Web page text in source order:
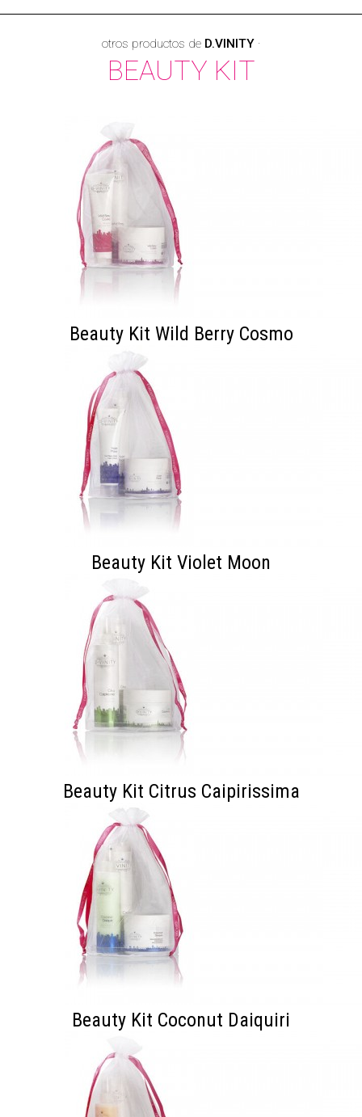
otros productos de D.VINITY·
BEAUTY KIT
Beauty Kit Wild Berry Cosmo
Beauty Kit Violet Moon
Beauty Kit Citrus Caipirissima
Beauty Kit Coconut Daiquiri